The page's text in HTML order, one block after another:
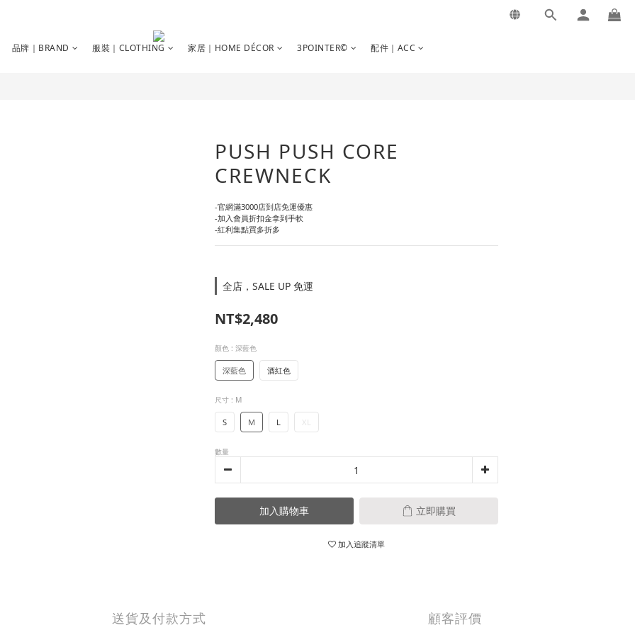
品牌｜BRAND 服裝｜CLOTHING 家居｜HOME DÉCOR 3POINTER© 配件｜ACC
PUSH PUSH CORE
CREWNECK
-官網滿3000店到店免運優惠
-加入會員折扣金拿到手軟
-紅利集點買多折多
全店，SALE UP 免運
NT$2,480
顏色 : 深藍色
深藍色 酒紅色
尺寸 : M
S M L XL
數量
加入購物車 立即購買
加入追蹤清單
送貨及付款方式 顧客評價
立即購買